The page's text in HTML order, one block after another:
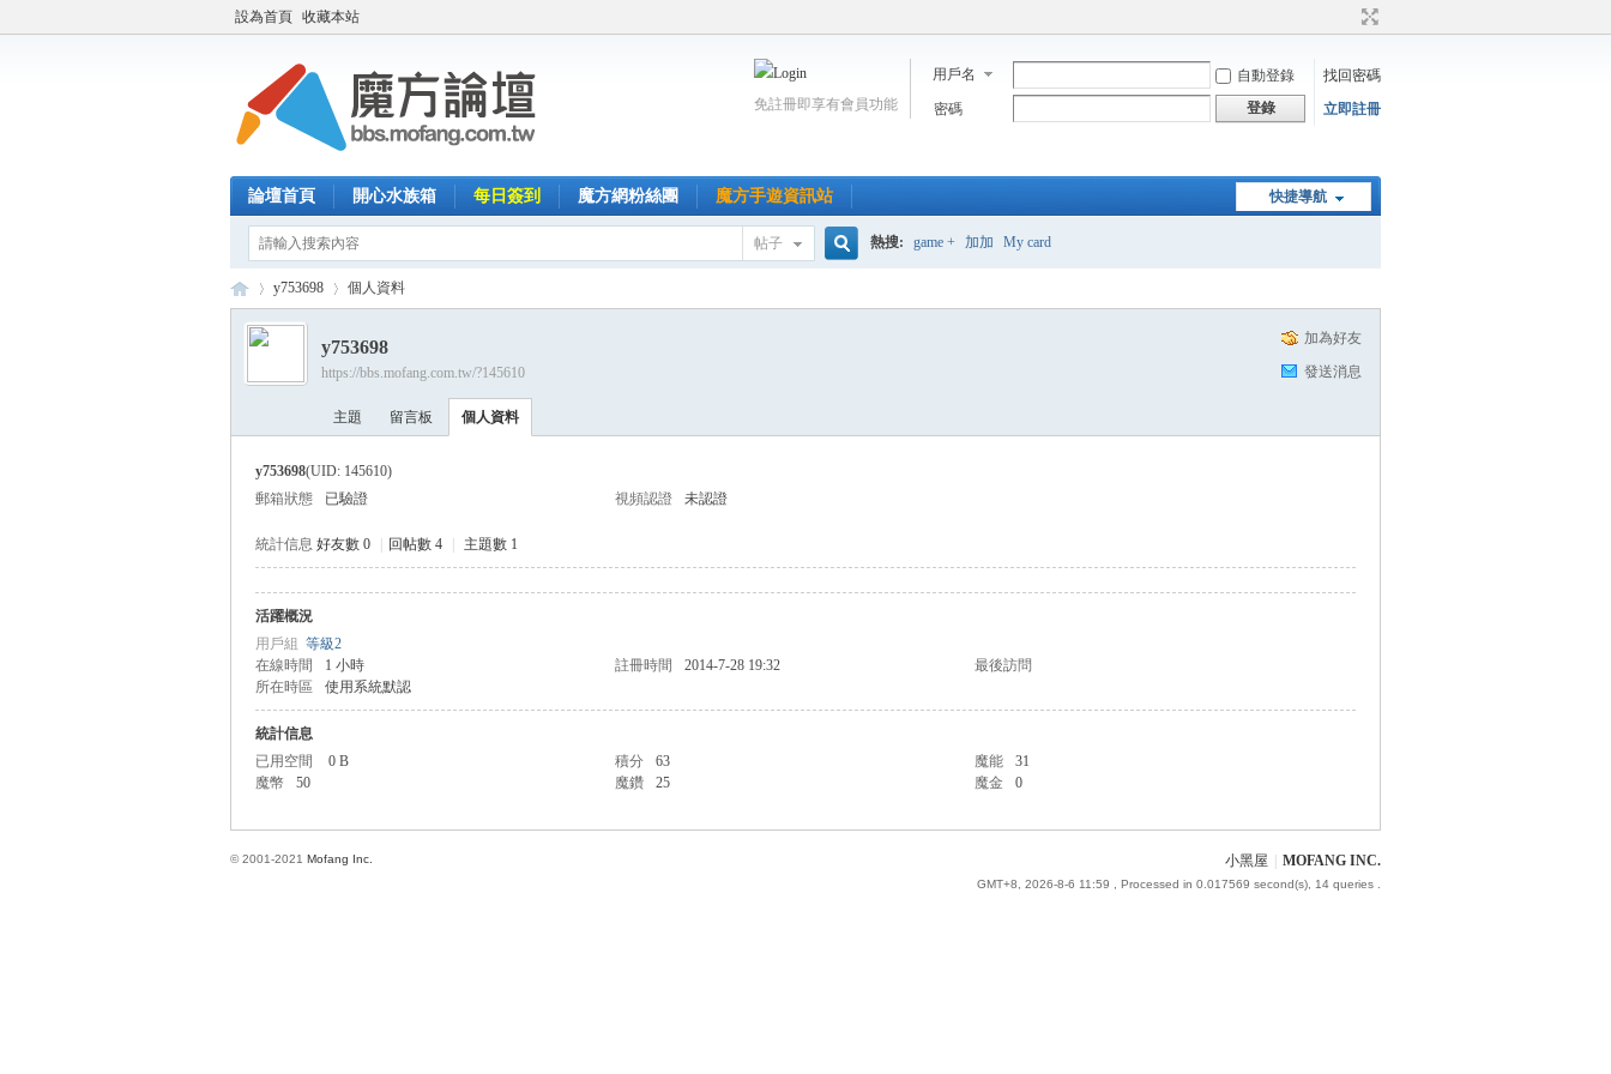
設為首頁 收藏本站
用戶名 自動登錄
找回密碼
密碼
登錄 立即註冊
免註冊即享有會員功能
快捷導航
論壇首頁 開心水族箱 每日簽到 魔方網粉絲團 魔方手遊資訊站
帖子 熱搜: game + 加加 My card
›
y753698 個人資料
加為好友
發送消息
y753698
https://bbs.mofang.com.tw/?145610
主題 留言板 個人資料
y753698(UID: 145610)
郵箱狀態
已驗證 視頻認證 未認證
統計信息 好友數 0 回帖數 4 主題數 1
活躍概況
用戶組 等級2
在線時間
1 小時 註冊時間 2014-7-28 19:32
最後訪問
所在時區
使用系統默認
統計信息
已用空間
0 B 積分 63 魔能
31
魔幣
50 魔鑽 25 魔金 0
小黑屋 MOFANG INC.
GMT+8, 2026-8-6 11:59 , Processed in 0.017569 second(s), 14 queries .
© 2001-2021 Mofang Inc.